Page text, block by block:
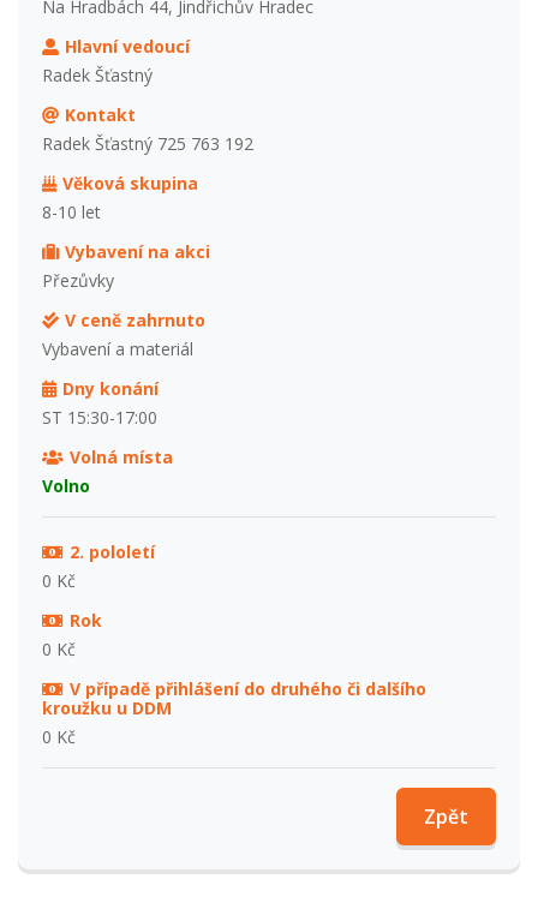
Na Hradbách 44, Jindřichův Hradec
Hlavní vedoucí
Radek Šťastný
Kontakt
Radek Šťastný 725 763 192
Věková skupina
8-10 let
Vybavení na akci
Přezůvky
V ceně zahrnuto
Vybavení a materiál
Dny konání
ST 15:30-17:00
Volná místa
Volno
2. pololetí
0 Kč
Rok
0 Kč
V případě přihlášení do druhého či dalšího
kroužku u DDM
0 Kč
Zpět